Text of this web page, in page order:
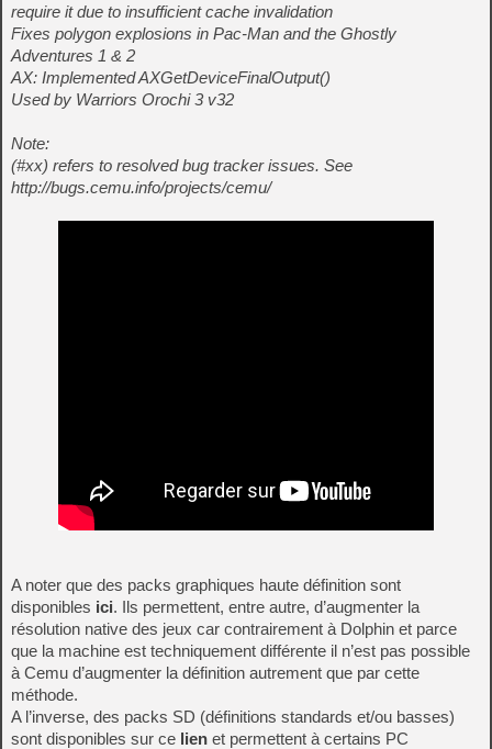
require it due to insufficient cache invalidation
Fixes polygon explosions in Pac-Man and the Ghostly
Adventures 1 & 2
AX: Implemented AXGetDeviceFinalOutput()
Used by Warriors Orochi 3 v32
Note:
(#xx) refers to resolved bug tracker issues. See
http://bugs.cemu.info/projects/cemu/
A noter que des packs graphiques haute définition sont
disponibles ici. Ils permettent, entre autre, d’augmenter la
résolution native des jeux car contrairement à Dolphin et parce
que la machine est techniquement différente il n’est pas possible
à Cemu d’augmenter la définition autrement que par cette
méthode.
A l’inverse, des packs SD (définitions standards et/ou basses)
sont disponibles sur ce lien et permettent à certains PC